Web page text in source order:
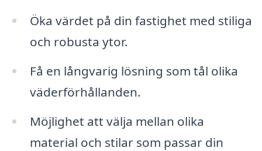
Öka värdet på din fastighet med stiliga
och robusta ytor.
Få en långvarig lösning som tål olika
väderförhållanden.
Möjlighet att välja mellan olika
material och stilar som passar din